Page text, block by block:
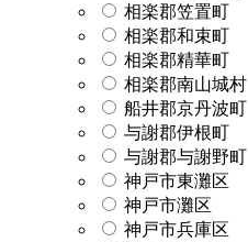
相楽郡笠置町
相楽郡和束町
相楽郡精華町
相楽郡南山城村
船井郡京丹波町
与謝郡伊根町
与謝郡与謝野町
神戸市東灘区
神戸市灘区
神戸市兵庫区